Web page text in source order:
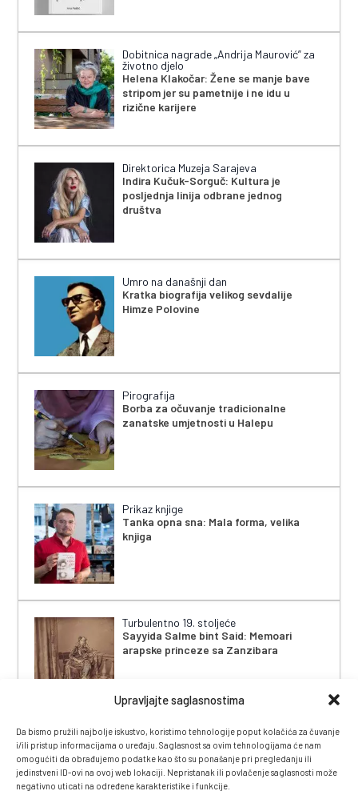
Upravljajte saglasnostima
Da bismo pružili najbolje iskustvo, koristimo tehnologije poput kolačića za čuvanje
i/ili pristup informacijama o uređaju. Saglasnost sa ovim tehnologijama će nam
omogućiti da obrađujemo podatke kao što su ponašanje pri pregledanju ili
jedinstveni ID-ovi na ovoj web lokaciji. Nepristanak ili povlačenje saglasnosti može
negativno uticati na određene karakteristike i funkcije.
Dobitnica nagrade „Andrija Maurović” za
životno djelo
Helena Klakočar: Žene se manje bave
stripom jer su pametnije i ne idu u
rizične karijere
Direktorica Muzeja Sarajeva
Indira Kučuk-Sorguč: Kultura je
posljednja linija odbrane jednog
društva
Umro na današnji dan
Kratka biografija velikog sevdalije
Himze Polovine
Pirografija
Borba za očuvanje tradicionalne
zanatske umjetnosti u Halepu
Prikaz knjige
Tanka opna sna: Mala forma, velika
knjiga
Turbulentno 19. stoljeće
Sayyida Salme bint Said: Memoari
arapske princeze sa Zanzibara